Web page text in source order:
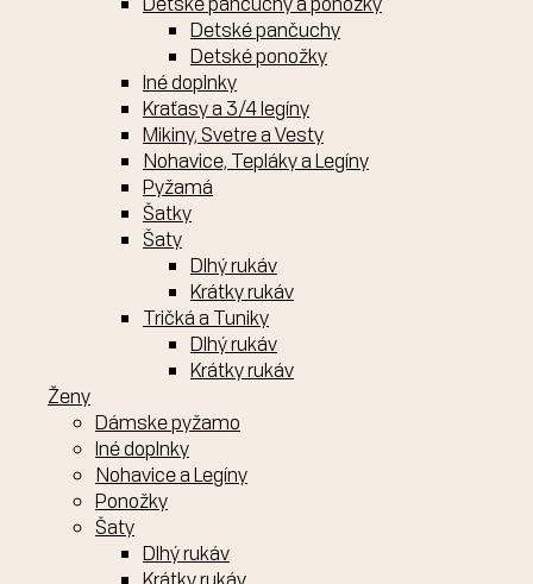
Detské pančuchy
Detské ponožky
Iné doplnky
Kraťasy a 3/4 legíny
Mikiny, Svetre a Vesty
Nohavice, Tepláky a Legíny
Pyžamá
Šatky
Šaty
Dlhý rukáv
Krátky rukáv
Tričká a Tuniky
Dlhý rukáv
Krátky rukáv
Ženy
Dámske pyžamo
Iné doplnky
Nohavice a Legíny
Ponožky
Šaty
Dlhý rukáv